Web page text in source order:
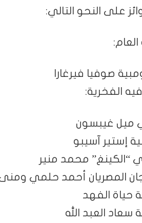
على النحو التالي:
صوفيا فيرغارا
الفخرية:
ميل غيبسون
إستير آسيبو
“الكينغ” محمد منير
المصريان أحمد حلمي
حياة الفهد
سعاد العبد الله